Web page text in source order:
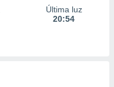
Última luz
20:54